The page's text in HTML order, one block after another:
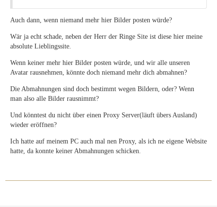
Auch dann, wenn niemand mehr hier Bilder posten würde?
Wär ja echt schade, neben der Herr der Ringe Site ist diese hier meine
absolute Lieblingssite.
Wenn keiner mehr hier Bilder posten würde, und wir alle unseren
Avatar rausnehmen, könnte doch niemand mehr dich abmahnen?
Die Abmahnungen sind doch bestimmt wegen Bildern, oder? Wenn
man also alle Bilder rausnimmt?
Und könntest du nicht über einen Proxy Server(läuft übers Ausland)
wieder eröffnen?
Ich hatte auf meinem PC auch mal nen Proxy, als ich ne eigene Website
hatte, da konnte keiner Abmahnungen schicken.